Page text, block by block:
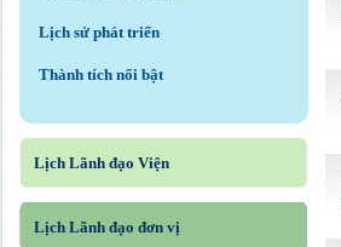
Lịch sử phát triển
Thành tích nổi bật
Lịch Lãnh đạo Viện
Lịch Lãnh đạo đơn vị